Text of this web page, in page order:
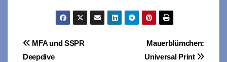
BeitragsnavigationMauerblümchen:
Universal Print
MFA und SSPR
Deepdive